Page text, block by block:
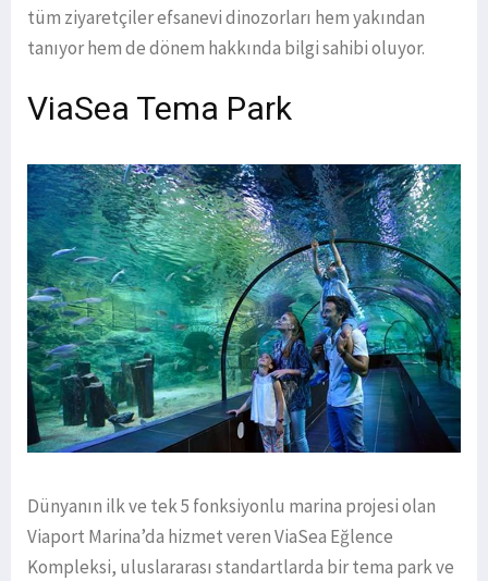
tüm ziyaretçiler efsanevi dinozorları hem yakından
tanıyor hem de dönem hakkında bilgi sahibi oluyor.
ViaSea Tema Park
Dünyanın ilk ve tek 5 fonksiyonlu marina projesi olan
Viaport Marina’da hizmet veren ViaSea Eğlence
Kompleksi, uluslararası standartlarda bir tema park ve